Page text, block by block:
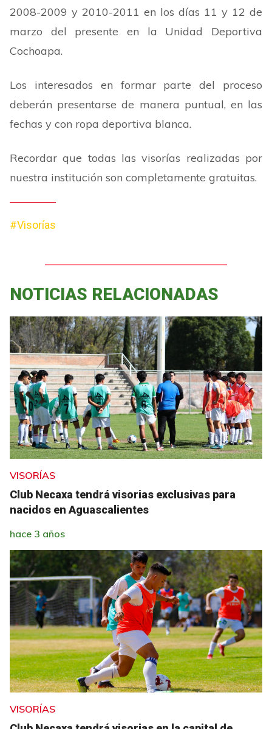
2008-2009 y 2010-2011 en los días 11 y 12 de
marzo del presente en la Unidad Deportiva
Cochoapa.
Los interesados en formar parte del proceso
deberán presentarse de manera puntual, en las
fechas y con ropa deportiva blanca.
Recordar que todas las visorías realizadas por
nuestra institución son completamente gratuitas.
#Visorías
NOTICIAS RELACIONADAS
VISORÍAS
Club Necaxa tendrá visorias exclusivas para
nacidos en Aguascalientes
hace 3 años
VISORÍAS